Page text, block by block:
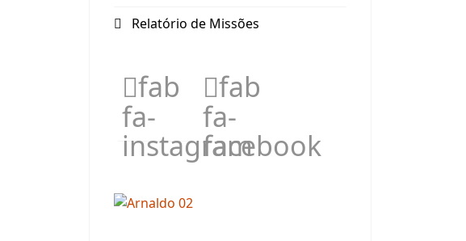
Relatório de Missões
fab
fa-
instagram
fab
fa-
facebook